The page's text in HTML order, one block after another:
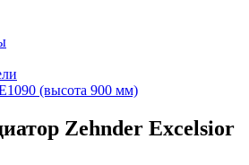
(высота 900 мм)
Zehnder Excelsior